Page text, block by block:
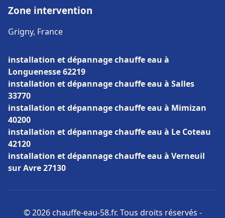
Zone intervention
Grigny, France
installation et dépannage chauffe eau à
Longuenesse 62219
installation et dépannage chauffe eau à Salles
33770
installation et dépannage chauffe eau à Mimizan
40200
installation et dépannage chauffe eau à Le Coteau
42120
installation et dépannage chauffe eau à Verneuil
sur Avre 27130
© 2026 chauffe-eau-58.fr. Tous droits réservés -